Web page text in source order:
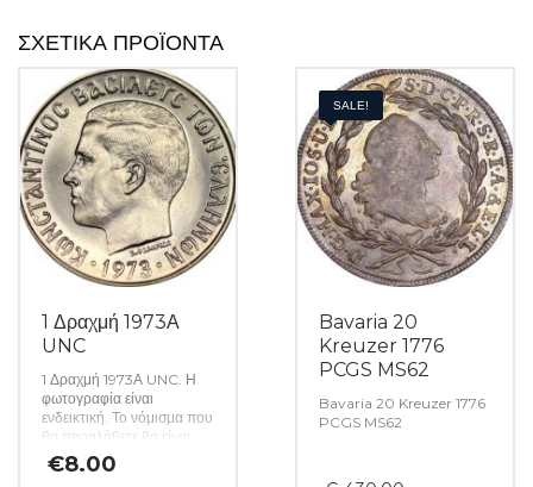
ΣΧΕΤΙΚΆ ΠΡΟΪΌΝΤΑ
1 Δραχμή 1973Α
UNC
1 Δραχμή 1973Α UNC. Η
φωτογραφία είναι
ενδεικτική. Το νόμισμα που
θα παραλάβετε θα είναι
αυστηρώς ακυκλοφόρητο
από μασούρι τραπέζης.
€8.00
SALE!
Bavaria 20
Kreuzer 1776
PCGS MS62
Bavaria 20 Kreuzer 1776
PCGS MS62